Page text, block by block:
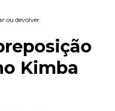
ou devolver.
Kimba